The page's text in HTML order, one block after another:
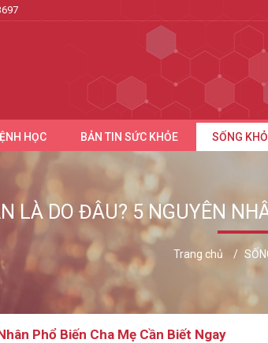
HỌC BẢN TIN SỨC KHỎE SỐNG
LÀ DO ĐÂU? 5 NGUYÊN
Trang chủ
Phổ Biến Cha Mẹ Cần Biết Ngay